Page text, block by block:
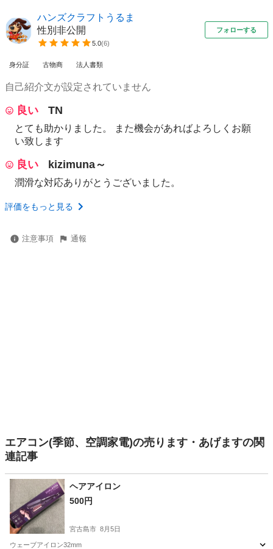
ハンズクラフトうるま
性別非公開
5.0(6)
フォローする
身分証 古物商 法人書類
自己紹介文が設定されていません
良い TN
とても助かりました。 また機会があればよろしくお願
い致します
良い kizimuna～
潤滑な対応ありがとうございました。
評価をもっと見る
注意事項 通報
エアコン(季節、空調家電)の売ります・あげますの関
連記事
ヘアアイロン
500円
宮古島市 8月5日
ウェーブアイロン32mm